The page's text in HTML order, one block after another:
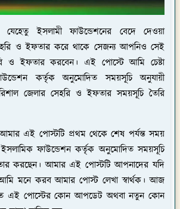
যেহেতু ইসলামী ফাউন্ডেশনের বেদে দেওয়া
ও ইফতার করে থাকে সেজন্য আপনিও সেই
ও ইফতার করবেন। এই পোস্টে আমি চেষ্টা
কর্তৃক অনুমোদিত সময়সূচি অনুযায়ী
জেলার সেহরি ও ইফতার সময়সূচি তৈরি
এই পোস্টটি প্রথম থেকে শেষ পর্যন্ত সময়
ফাউন্ডেশন কর্তৃক অনুমোদিত সময়সূচি
করছেন। আমার এই পোস্টটি আপনাদের যদি
মনে করব আমার পোস্ট লেখা স্বার্থক। আজ
এই পোস্টের কোন আপডেট অথবা নতুন কোন